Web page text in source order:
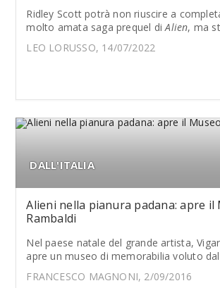
Ridley Scott potrà non riuscire a
molto amata saga prequel diAlien, ma
LEO LORUSSO, 14/07/2022
DALL'ITALIA
Alieni nella pianura padana: apre il
Rambaldi
Nel paese natale del grande artista,
apre un museo di memorabilia voluto
FRANCESCO MAGNONI, 2/09/2016